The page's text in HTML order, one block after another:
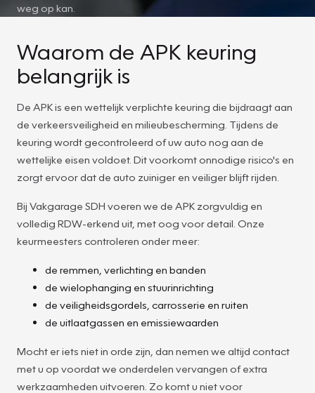
weg op kan.
Waarom de APK keuring
belangrijk is
De APK is een wettelijk verplichte keuring die bijdraagt aan
de verkeersveiligheid en milieubescherming. Tijdens de
keuring wordt gecontroleerd of uw auto nog aan de
wettelijke eisen voldoet. Dit voorkomt onnodige risico's en
zorgt ervoor dat de auto zuiniger en veiliger blijft rijden.
Bij Vakgarage SDH voeren we de APK zorgvuldig en
volledig RDW-erkend uit, met oog voor detail. Onze
keurmeesters controleren onder meer:
de remmen, verlichting en banden
de wielophanging en stuurinrichting
de veiligheidsgordels, carrosserie en ruiten
de uitlaatgassen en emissiewaarden
Mocht er iets niet in orde zijn, dan nemen we altijd contact
met u op voordat we onderdelen vervangen of extra
werkzaamheden uitvoeren. Zo komt u niet voor